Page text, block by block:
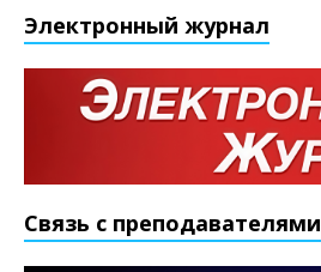
Электронный журнал
Связь с преподавателями